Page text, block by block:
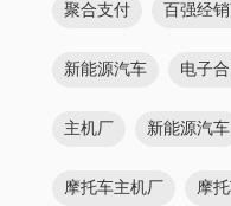
聚合支付 百强经
新能源汽车 电子合
主机厂 新能源汽车
摩托车主机厂 摩